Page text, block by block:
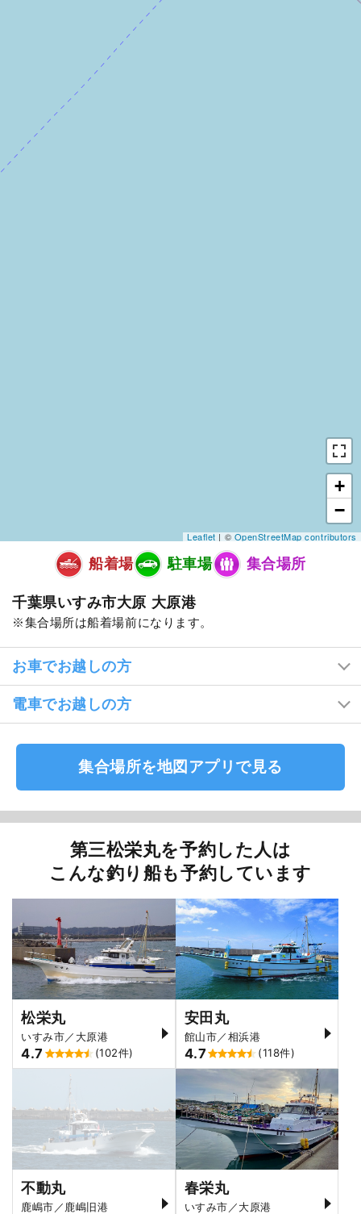
+
−
Leaflet| ©OpenStreetMap contributors
船着場 駐車場 集合場所
千葉県いすみ市大原 大原港
集合場所は船着場前になります。
お車でお越しの方
電車でお越しの方
集合場所を地図アプリで見る
第三松栄丸を予約した人は
こんな釣り船も予約しています
松栄丸
いすみ市／大原港
4.7 (102件)
安田丸
館山市／相浜港
4.7 (118件)
不動丸
鹿嶋市／鹿嶋旧港
春栄丸
いすみ市／大原港